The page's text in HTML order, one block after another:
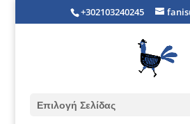
+302103240245
Επιλογή Σελίδας